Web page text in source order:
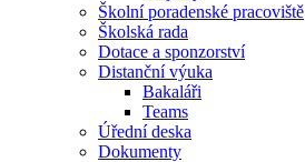
Školní poradenské pracoviště
Školská rada
Dotace a sponzorství
Distanční výuka
Bakaláři
Teams
Úřední deska
Dokumenty